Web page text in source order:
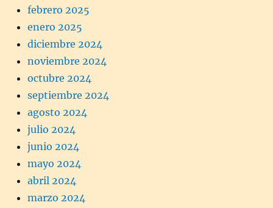
febrero 2025
enero 2025
diciembre 2024
noviembre 2024
octubre 2024
septiembre 2024
agosto 2024
julio 2024
junio 2024
mayo 2024
abril 2024
marzo 2024